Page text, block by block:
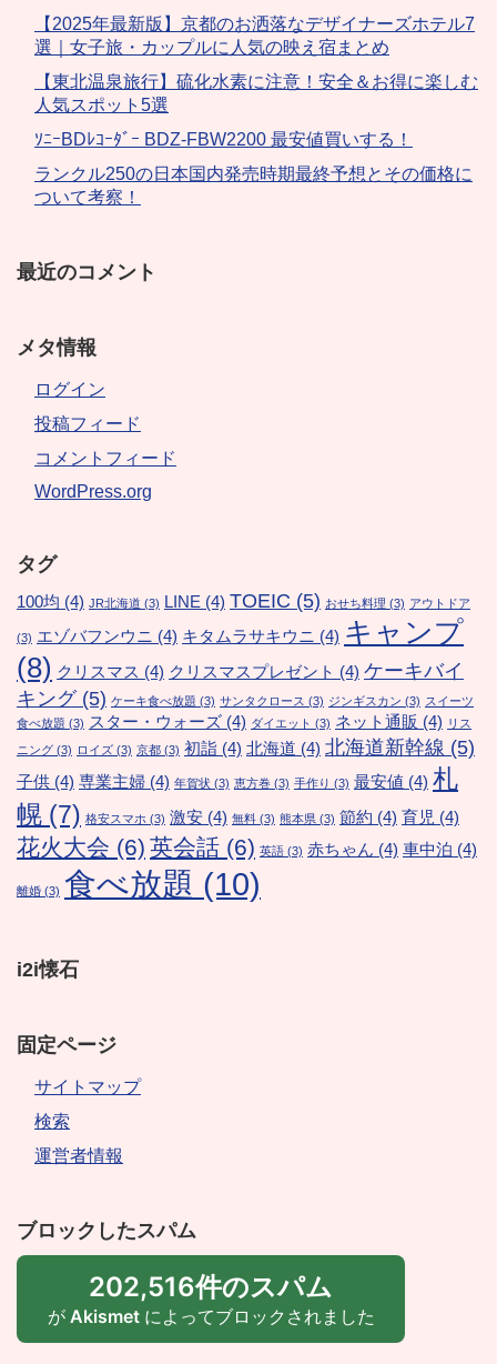
【2025年最新版】京都のお洒落なデザイナーズホテル7
選｜女子旅・カップルに人気の映え宿まとめ
【東北温泉旅行】硫化水素に注意！安全＆お得に楽しむ
人気スポット5選
ｿﾆｰBDﾚｺｰﾀﾞｰ BDZ-FBW2200 最安値買いする！
ランクル250の日本国内発売時期最終予想とその価格に
ついて考察！
最近のコメント
メタ情報
ログイン
投稿フィード
コメントフィード
WordPress.org
タグ
100均 (4) JR北海道 (3) LINE (4) TOEIC (5) おせち料理 (3) アウトドア
(3) エゾバフンウニ (4) キタムラサキウニ (4) キャンプ
(8) クリスマス (4) クリスマスプレゼント (4) ケーキバイ
キング(5) ケーキ食べ放題 (3) サンタクロース (3) ジンギスカン (3) スイーツ
食べ放題 (3) スター・ウォーズ (4) ダイエット (3) ネット通販 (4) リス
ニング (3) ロイズ (3) 京都 (3) 初詣 (4) 北海道 (4) 北海道新幹線 (5)
子供 (4) 専業主婦 (4) 年賀状 (3) 恵方巻 (3) 手作り (3) 最安値 (4) 札
幌 (7) 格安スマホ (3) 激安 (4) 無料 (3) 熊本県 (3) 節約 (4) 育児 (4)
花火大会 (6) 英会話 (6) 英語 (3) 赤ちゃん (4) 車中泊 (4)
離婚 (3) 食べ放題 (10)
i2i懐石
固定ページ
サイトマップ
検索
運営者情報
ブロックしたスパム
202,516件のスパム
が Akismetによってブロックされました